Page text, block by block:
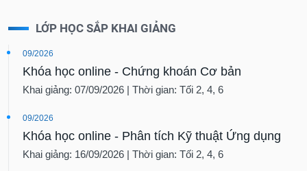
LỚP HỌC SẮP KHAI GIẢNG
09/2026
Khóa học online - Chứng khoán Cơ bản
Khai giảng: 07/09/2026 | Thời gian: Tối 2, 4, 6
09/2026
Khóa học online - Phân tích Kỹ thuật Ứng dụng
Khai giảng: 16/09/2026 | Thời gian: Tối 2, 4, 6